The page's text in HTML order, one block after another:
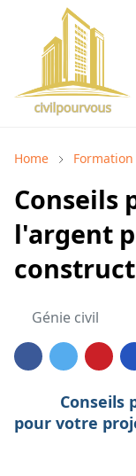
Home
Conseils
l'argent
Génie civil
Conseils
pour votre